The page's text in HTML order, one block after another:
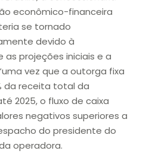
econômico-financeira
se tornado
devido à
projeções iniciais e a
vez que a outorga fixa
da receita total da
2025, o fluxo de caixa
negativos superiores a
do presidente do
operadora.